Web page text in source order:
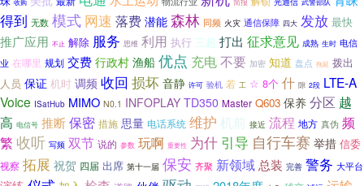
得到 无数 模式 网速 落费 潜能 森林 同频 火灾 通信保障 四大 发放 最快
推广应用 不止 解除 服务 思维 利用 执行 三超 打出 征求意见 成熟 生时 电信
业 在哪里 规划 交费 行政村 渔船 优点 充电不要 加密 知道 盘点 拖延 拨出
人员 保证 机时 调频 收回 损坏 音静 许可 验机 若 工 ☆ 8个 什 隙 2段 LTE-A
Voice ISatHub MIMO N0.1 INFOPLAY TD350 Master Q603 保养 分区 越
高 电信号 推断保密 措施 思量 电话系统 维护 机前 接近 流程 地方 真伪 频
繁 收听 写频 双节 说的 参数 玩啊 重要性 为什 引导 自行车赛 举措 信委
视察 拓展 祝贺 四届 出席 第十一届 保安 齐聚 新领域 总装 完善 警务 大平台